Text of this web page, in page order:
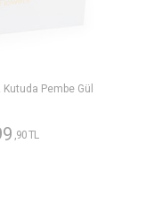
Pembe Gül
,90 TL